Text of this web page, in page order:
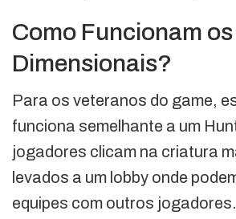
Como Funcionam
Dimensionais?
Para os veteranos do game,
funciona semelhante a um
jogadores clicam na criatura
levados a um lobby onde
equipes com outros